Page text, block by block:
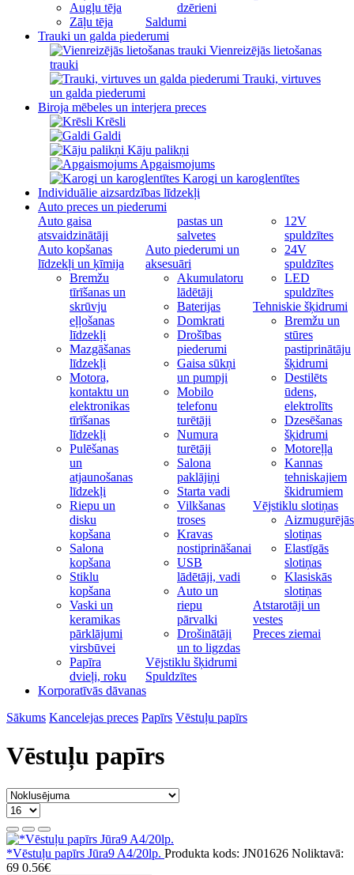
Augļu tēja
Zāļu tēja
dzērieni
Saldumi
Trauki un galda piederumi
Vienreizējās lietošanas
trauki
Trauki, virtuves
un galda piederumi
Biroja mēbeles un interjera preces
Krēsli
Galdi
Kāju palikņi
Apgaismojums
Karogi un karoglentītes
Individuālie aizsardzības līdzekļi
Auto preces un piederumi
Auto gaisa
atsvaidzinātāji
Auto kopšanas
līdzekļi un ķīmija
Bremžu
tīrīšanas un
skrūvju
eļļošanas
līdzekļi
Mazgāšanas
līdzekļi
Motora,
kontaktu un
elektronikas
tīrīšanas
līdzekļi
Pulēšanas
un
atjaunošanas
līdzekļi
Riepu un
disku
kopšana
Salona
kopšana
Stiklu
kopšana
Vaski un
keramikas
pārklājumi
virsbūvei
Papīra
dvieļi, roku
pastas un
salvetes
Auto piederumi un
aksesuāri
Akumulatoru
lādētāji
Baterijas
Domkrati
Drošības
piederumi
Gaisa sūkņi
un pumpji
Mobilo
telefonu
turētāji
Numura
turētāji
Salona
paklājiņi
Starta vadi
Vilkšanas
troses
Kravas
nostiprināšanai
USB
lādētāji, vadi
Auto un
riepu
pārvalki
Drošinātāji
un to ligzdas
Vējstiklu šķidrumi
Spuldzītes
12V
spuldzītes
24V
spuldzītes
LED
spuldzītes
Tehniskie šķidrumi
Bremžu un
stūres
pastiprinātāju
šķidrumi
Destilēts
ūdens,
elektrolīts
Dzesēšanas
šķidrumi
Motoreļļa
Kannas
tehniskajiem
škidrumiem
Vējstiklu slotiņas
Aizmugurējās
slotiņas
Elastīgās
slotiņas
Klasiskās
slotiņas
Atstarotāji un
vestes
Preces ziemai
Korporatīvās dāvanas
Sākums Kancelejas preces Papīrs Vēstuļu papīrs
Vēstuļu papīrs
*Vēstuļu papīrs Jūra9 A4/20lp. Produkta kods: JN01626 Noliktavā:
69 0.56€